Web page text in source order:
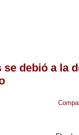
debió a la